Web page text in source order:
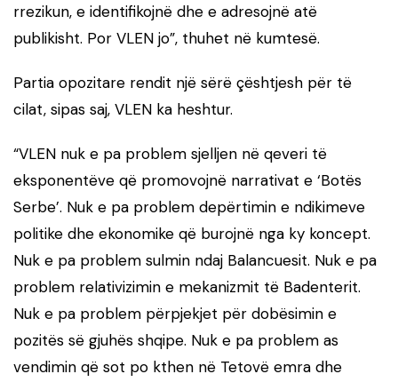
rrezikun, e identifikojnë dhe e adresojnë atë
publikisht. Por VLEN jo”, thuhet në kumtesë.
Partia opozitare rendit një sërë çështjesh për të
cilat, sipas saj, VLEN ka heshtur.
“VLEN nuk e pa problem sjelljen në qeveri të
eksponentëve që promovojnë narrativat e ‘Botës
Serbe’. Nuk e pa problem depërtimin e ndikimeve
politike dhe ekonomike që burojnë nga ky koncept.
Nuk e pa problem sulmin ndaj Balancuesit. Nuk e pa
problem relativizimin e mekanizmit të Badenterit.
Nuk e pa problem përpjekjet për dobësimin e
pozitës së gjuhës shqipe. Nuk e pa problem as
vendimin që sot po kthen në Tetovë emra dhe